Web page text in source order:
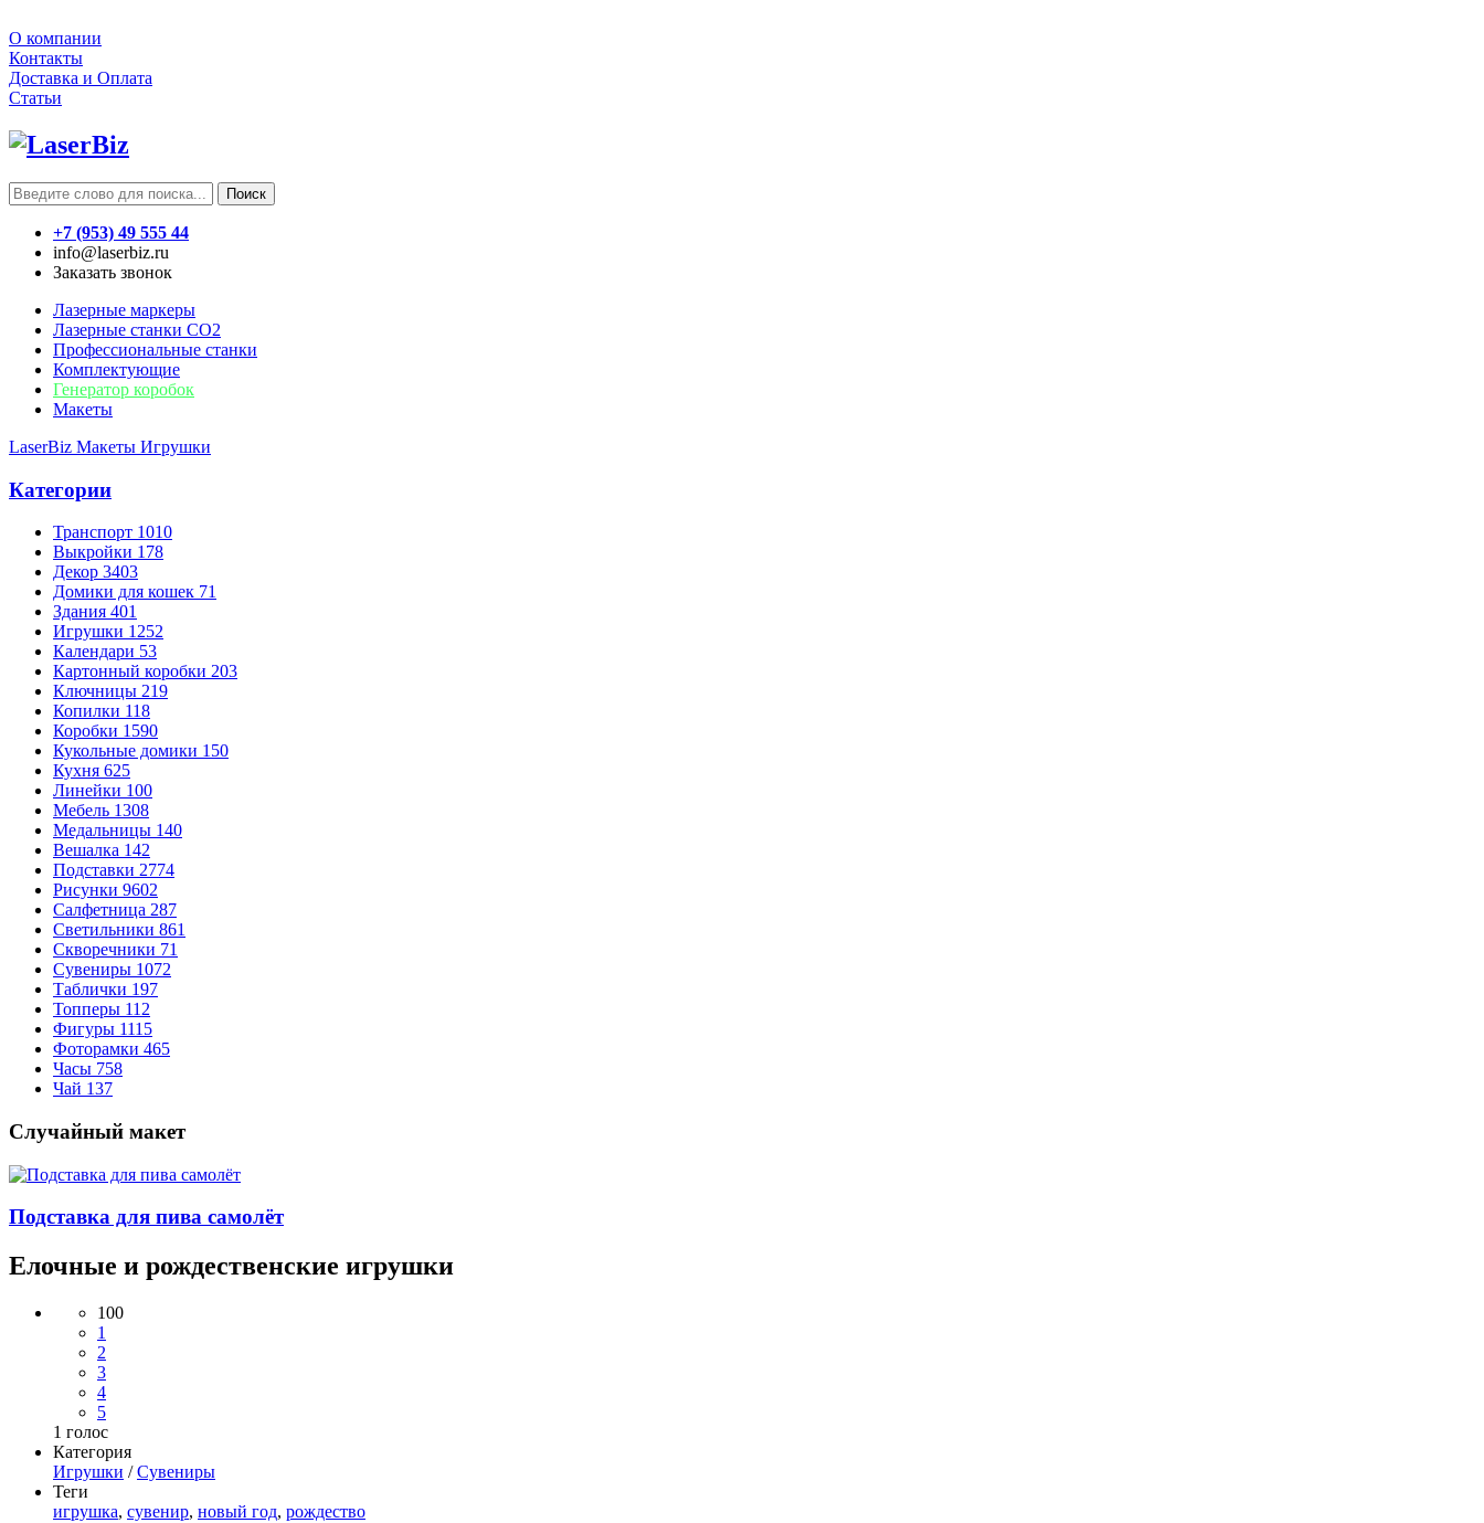
О компании
Контакты
Доставка и Оплата
Статьи
Поиск
+7 (953) 49 555 44
info@laserbiz.ru
Заказать звонок
Лазерные маркеры
Лазерные станки CO2
Профессиональные станки
Комплектующие
Генератор коробок
Макеты
LaserBiz Макеты Игрушки
Категории
Транспорт 1010
Выкройки 178
Декор 3403
Домики для кошек 71
Здания 401
Игрушки 1252
Календари 53
Картонный коробки 203
Ключницы 219
Копилки 118
Коробки 1590
Кукольные домики 150
Кухня 625
Линейки 100
Мебель 1308
Медальницы 140
Вешалка 142
Подставки 2774
Рисунки 9602
Салфетница 287
Светильники 861
Скворечники 71
Сувениры 1072
Таблички 197
Топперы 112
Фигуры 1115
Фоторамки 465
Часы 758
Чай 137
Случайный макет
Подставка для пива самолёт
Елочные и рождественские игрушки
100
1
2
3
4
5
1 голос
Категория
Игрушки /Сувениры
Теги
игрушка, сувенир, новый год, рождество